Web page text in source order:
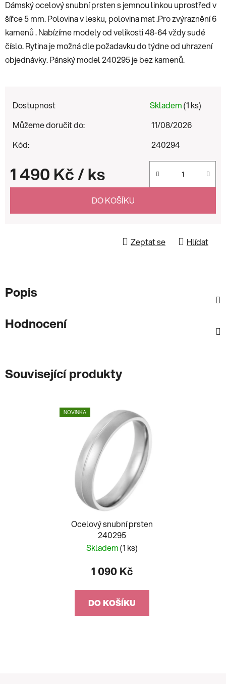
Dámský ocelový snubní prsten s jemnou linkou uprostřed v
šířce 5 mm. Polovina v lesku, polovina mat .Pro zvýraznění 6
kamenů . Nabízíme modely od velikosti 48-64 vždy sudé
číslo. Rytina je možná dle požadavku do týdne od uhrazení
objednávky. Pánský model 240295 je bez kamenů.
Dostupnost Skladem(1 ks)
Můžeme doručit do:
11/08/2026
Kód:
240294
1 490 Kč/ ks
Měrná cena:
DO KOŠÍKU
Zeptat se Hlídat
Popis
Hodnocení
Související produkty
NOVINKA
Ocelový snubní prsten
240295
Skladem(1 ks)
1 090 Kč
DO KOŠÍKU